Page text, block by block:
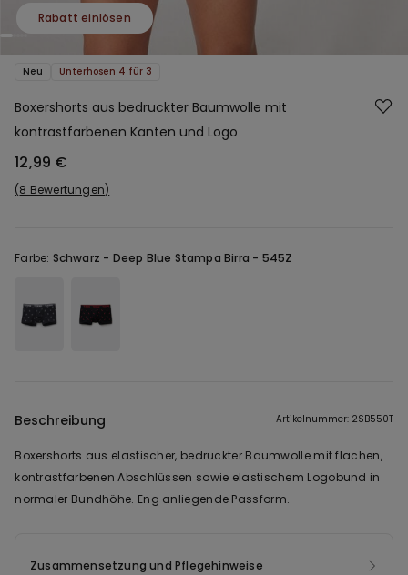
Rabatt einlösen
Neu Unterhosen 4 für 3
Boxershorts aus bedruckter Baumwolle mit
kontrastfarbenen Kanten und Logo
12,99 €
8 Bewertungen
Farbe: Schwarz - Deep Blue Stampa Birra - 545Z
Beschreibung Artikelnummer: 2SB550T
Boxershorts aus elastischer, bedruckter Baumwolle mit flachen,
kontrastfarbenen Abschlüssen sowie elastischem Logobund in
normaler Bundhöhe. Eng anliegende Passform.
Zusammensetzung und Pflegehinweise